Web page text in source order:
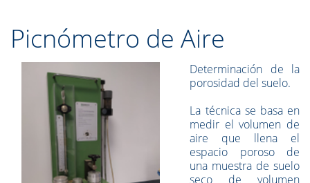
Picnómetro de Aire
Determinación de la
porosidad del suelo.
La técnica se basa en
medir el volumen de
aire que llena el
espacio poroso de
una muestra de suelo
seco de volumen